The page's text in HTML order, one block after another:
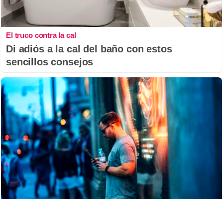
El truco contra la cal
Di adiós a la cal del baño con estos
sencillos consejos